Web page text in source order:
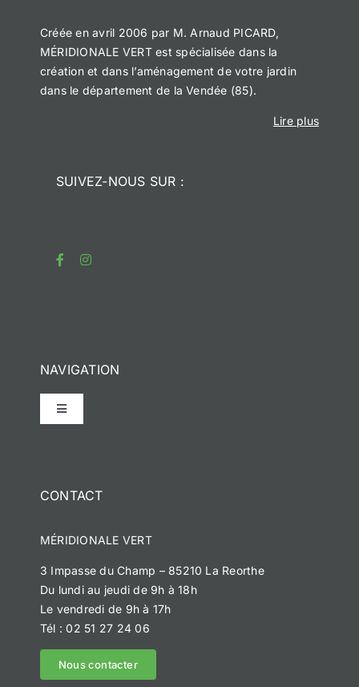
Créée en avril 2006 par M. Arnaud PICARD,
MÉRIDIONALE VERT est spécialisée dans la
création et dans l’aménagement de votre jardin
dans le département de la Vendée (85).
Lire plus
SUIVEZ-NOUS SUR :
NAVIGATION
Toggle
Navigation
Notre histoire
Méridionale Services
Méridionale Environnement
CONTACT
MÉRIDIONALE VERT
3 Impasse du Champ – 85210 La Reorthe
Du lundi au jeudi de 9h à 18h
Le vendredi de 9h à 17h
Tél : 02 51 27 24 06
Nous contacter